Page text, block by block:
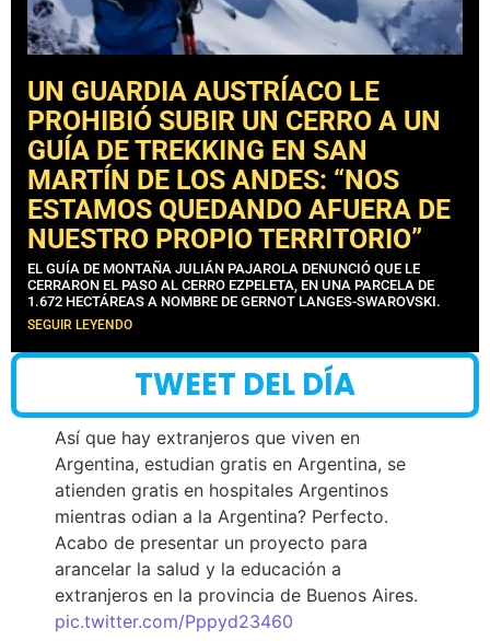
UN GUARDIA AUSTRÍACO LE
PROHIBIÓ SUBIR UN CERRO A UN
GUÍA DE TREKKING EN SAN
MARTÍN DE LOS ANDES: “NOS
ESTAMOS QUEDANDO AFUERA DE
NUESTRO PROPIO TERRITORIO”
EL GUÍA DE MONTAÑA JULIÁN PAJAROLA DENUNCIÓ QUE LE
CERRARON EL PASO AL CERRO EZPELETA, EN UNA PARCELA DE
1.672 HECTÁREAS A NOMBRE DE GERNOT LANGES-SWAROVSKI.
SEGUIR LEYENDO
TWEET DEL DÍA
Así que hay extranjeros que viven en
Argentina, estudian gratis en Argentina, se
atienden gratis en hospitales Argentinos
mientras odian a la Argentina? Perfecto.
Acabo de presentar un proyecto para
arancelar la salud y la educación a
extranjeros en la provincia de Buenos Aires.
pic.twitter.com/Pppyd23460